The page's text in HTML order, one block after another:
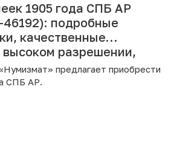
1905 года СПБ АР
46192): подробные
качественные
разрешении,
предлагает приобрести
СПБ АР.
Империя